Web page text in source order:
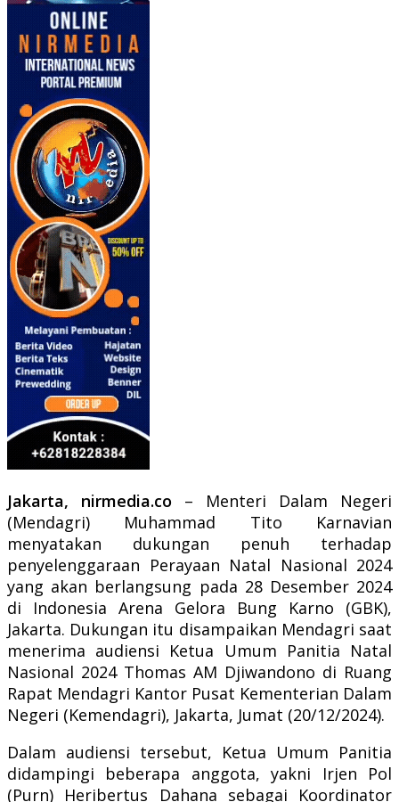
Jakarta, nirmedia.co – Menteri Dalam Negeri
(Mendagri) Muhammad Tito Karnavian
menyatakan dukungan penuh terhadap
penyelenggaraan Perayaan Natal Nasional 2024
yang akan berlangsung pada 28 Desember 2024
di Indonesia Arena Gelora Bung Karno (GBK),
Jakarta. Dukungan itu disampaikan Mendagri saat
menerima audiensi Ketua Umum Panitia Natal
Nasional 2024 Thomas AM Djiwandono di Ruang
Rapat Mendagri Kantor Pusat Kementerian Dalam
Negeri (Kemendagri), Jakarta, Jumat (20/12/2024).
Dalam audiensi tersebut, Ketua Umum Panitia
didampingi beberapa anggota, yakni Irjen Pol
(Purn) Heribertus Dahana sebagai Koordinator